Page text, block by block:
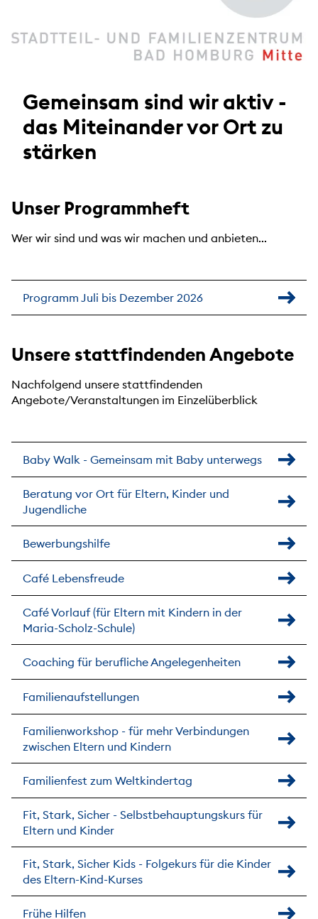
Gemeinsam sind wir aktiv -
das Miteinander vor Ort zu
stärken
Unser Programmheft
Wer wir sind und was wir machen und anbieten...
Programm Juli bis Dezember 2026
Unsere stattfindenden Angebote
Nachfolgend unsere stattfindenden
Angebote/Veranstaltungen im Einzelüberblick
Baby Walk - Gemeinsam mit Baby unterwegs
Beratung vor Ort für Eltern, Kinder und
Jugendliche
Bewerbungshilfe
Café Lebensfreude
Café Vorlauf (für Eltern mit Kindern in der
Maria-Scholz-Schule)
Coaching für berufliche Angelegenheiten
Familienaufstellungen
Familienworkshop - für mehr Verbindungen
zwischen Eltern und Kindern
Familienfest zum Weltkindertag
Fit, Stark, Sicher - Selbstbehauptungskurs für
Eltern und Kinder
Fit, Stark, Sicher Kids - Folgekurs für die Kinder
des Eltern-Kind-Kurses
Frühe Hilfen